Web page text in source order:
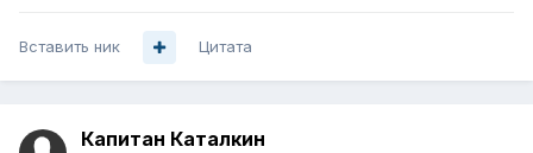
Вставить ник Цитата
Капитан Каталкин